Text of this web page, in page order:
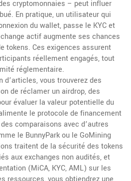
cryptomonnaies – peut influer
En pratique, un utilisateur qui
du wallet, passe le KYC et
actif augmente ses chances
tokens. Ces exigences assurent
réellement engagés, tout
réglementaire.
vous trouverez des
de réclamer un airdrop, des
évaluer la valeur potentielle du
le protocole de financement
comparaisons avec d’autres
le BunnyPark ou le GoMining
traitent de la sécurité des tokens
aux exchanges non audités, et
(MiCA, KYC, AML) sur les